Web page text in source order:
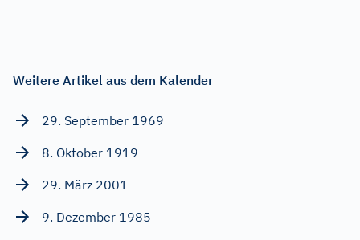
Weitere Artikel aus dem Kalender
29. September 1969
8. Oktober 1919
29. März 2001
9. Dezember 1985